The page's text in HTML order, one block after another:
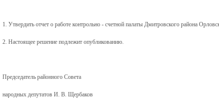
1. Утвердить отчет о работе контрольно - счетной палаты Дмитровского района
2. Настоящее решение подлежит опубликованию.
Председатель районного Совета
народных депутатов И. В. Щербаков